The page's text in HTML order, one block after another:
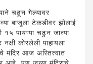
चढून गेल्यावर
बाजूला टेकडीवर झोलाई
१५ पायऱ्या चढुन जाव्या
कोरलेली पाहायला
मंदिर आज अस्तित्वात